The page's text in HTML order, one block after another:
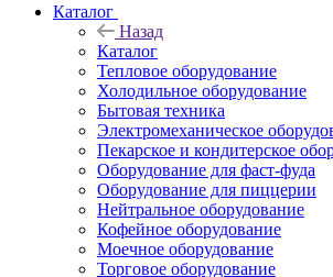
Каталог
Назад
Каталог
Тепловое оборудование
Холодильное оборудование
Бытовая техника
Электромеханическое
Пекарское и кондитерское
Оборудование для фаст-фуда
Оборудование для пиццерии
Нейтральное оборудование
Кофейное оборудование
Моечное оборудование
Торговое оборудование